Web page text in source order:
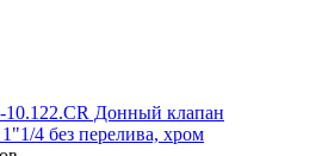
Донный клапан
4 без перелива, хром